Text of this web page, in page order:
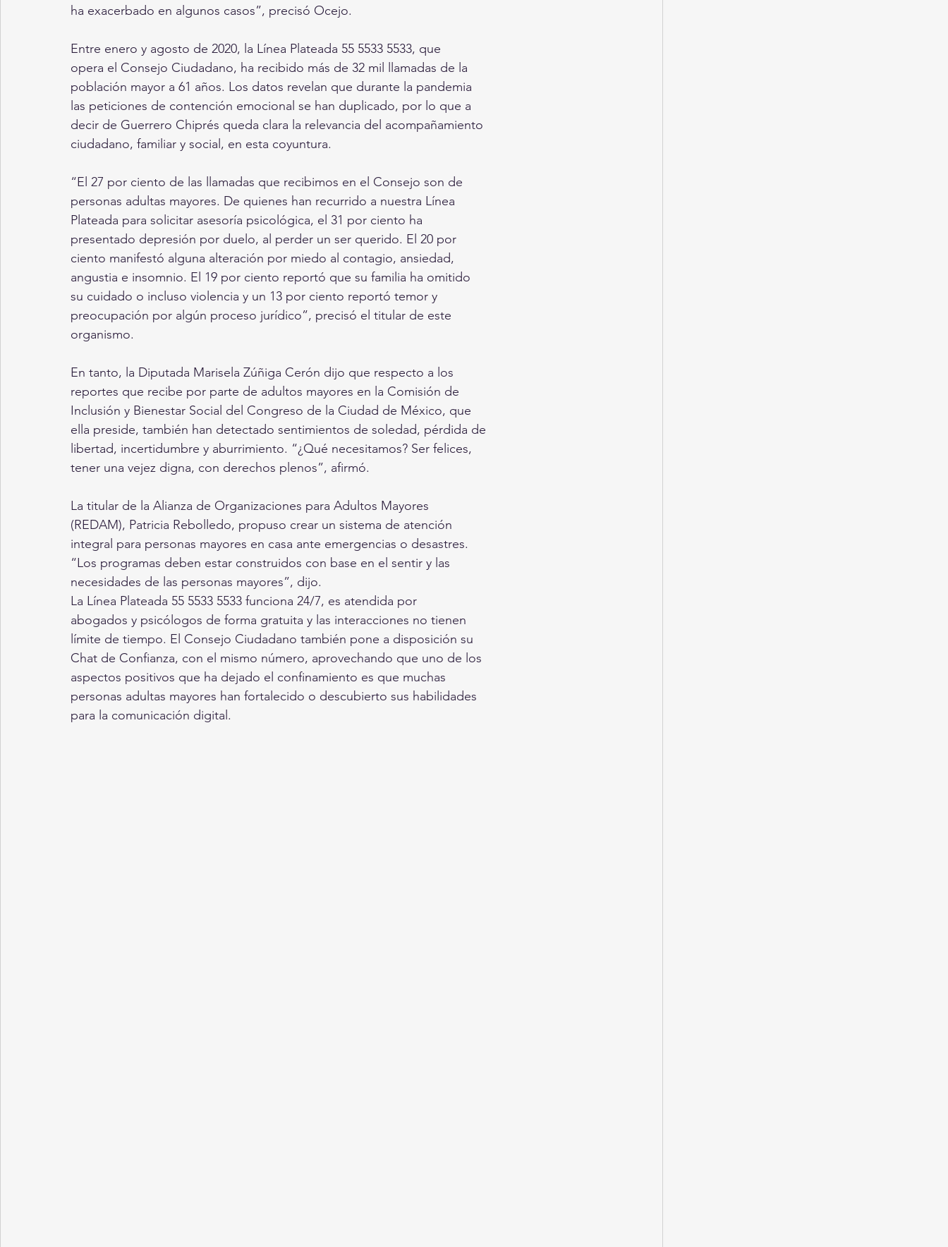
ha exacerbado en algunos casos”, precisó Ocejo.
Entre enero y agosto de 2020, la Línea Plateada 55 5533 5533, que
opera el Consejo Ciudadano, ha recibido más de 32 mil llamadas de la
población mayor a 61 años. Los datos revelan que durante la pandemia
las peticiones de contención emocional se han duplicado, por lo que a
decir de Guerrero Chiprés queda clara la relevancia del acompañamiento
ciudadano, familiar y social, en esta coyuntura.
“El 27 por ciento de las llamadas que recibimos en el Consejo son de
personas adultas mayores. De quienes han recurrido a nuestra Línea
Plateada para solicitar asesoría psicológica, el 31 por ciento ha
presentado depresión por duelo, al perder un ser querido. El 20 por
ciento manifestó alguna alteración por miedo al contagio, ansiedad,
angustia e insomnio. El 19 por ciento reportó que su familia ha omitido
su cuidado o incluso violencia y un 13 por ciento reportó temor y
preocupación por algún proceso jurídico”, precisó el titular de este
organismo.
En tanto, la Diputada Marisela Zúñiga Cerón dijo que respecto a los
reportes que recibe por parte de adultos mayores en la Comisión de
Inclusión y Bienestar Social del Congreso de la Ciudad de México, que
ella preside, también han detectado sentimientos de soledad, pérdida de
libertad, incertidumbre y aburrimiento. “¿Qué necesitamos? Ser felices,
tener una vejez digna, con derechos plenos”, afirmó.
La titular de la Alianza de Organizaciones para Adultos Mayores
(REDAM), Patricia Rebolledo, propuso crear un sistema de atención
integral para personas mayores en casa ante emergencias o desastres.
“Los programas deben estar construidos con base en el sentir y las
necesidades de las personas mayores”, dijo.
La Línea Plateada 55 5533 5533 funciona 24/7, es atendida por
abogados y psicólogos de forma gratuita y las interacciones no tienen
límite de tiempo. El Consejo Ciudadano también pone a disposición su
Chat de Confianza, con el mismo número, aprovechando que uno de los
aspectos positivos que ha dejado el confinamiento es que muchas
personas adultas mayores han fortalecido o descubierto sus habilidades
para la comunicación digital.